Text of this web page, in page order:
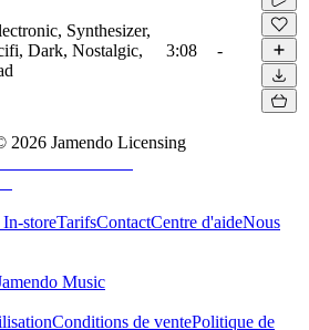
Synthesizer,
Dark, Nostalgic,
3:08 -
2026 Jamendo Licensing
storeTarifsContactCentre d'aideNous
Music
Conditions de ventePolitique de